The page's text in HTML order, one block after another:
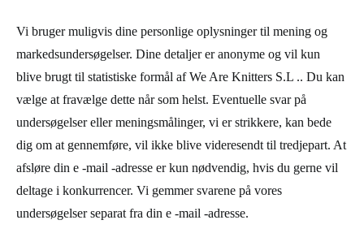
Vi bruger muligvis dine personlige oplysninger til mening og
markedsundersøgelser. Dine detaljer er anonyme og vil kun
blive brugt til statistiske formål af We Are Knitters S.L .. Du kan
vælge at fravælge dette når som helst. Eventuelle svar på
undersøgelser eller meningsmålinger, vi er strikkere, kan bede
dig om at gennemføre, vil ikke blive videresendt til tredjepart. At
afsløre din e -mail -adresse er kun nødvendig, hvis du gerne vil
deltage i konkurrencer. Vi gemmer svarene på vores
undersøgelser separat fra din e -mail -adresse.